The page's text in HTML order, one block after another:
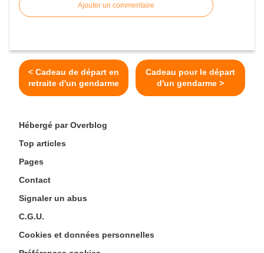
Ajouter un commentaire
< Cadeau de départ en
retraite d'un gendarme
Cadeau pour le départ
d'un gendarme >
Hébergé par Overblog
Top articles
Pages
Contact
Signaler un abus
C.G.U.
Cookies et données personnelles